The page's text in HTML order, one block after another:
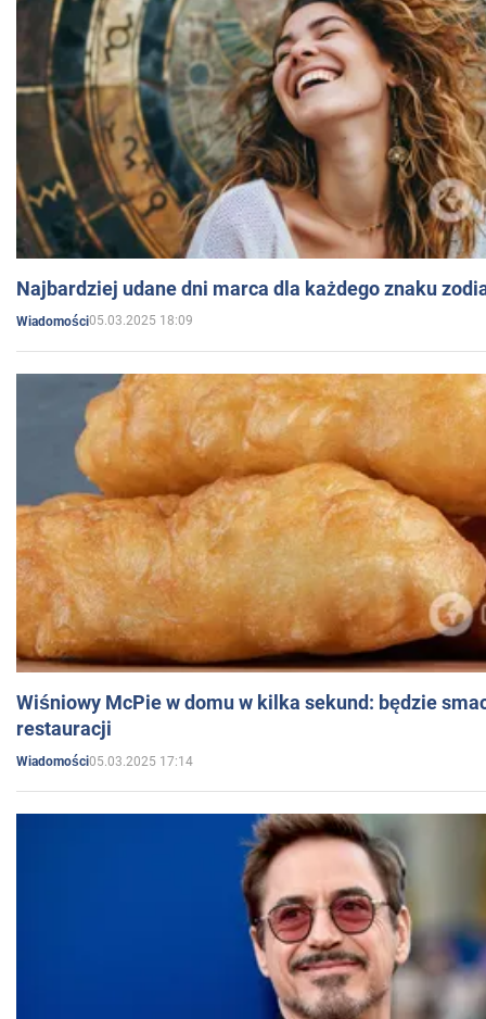
Najbardziej udane dni marca dla każdego znaku
Wiadomości05.03.2025 18:09
Wiśniowy McPie w domu w kilka sekund: będzie
restauracji
Wiadomości05.03.2025 17:14